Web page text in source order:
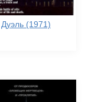
Дуэль (1971)